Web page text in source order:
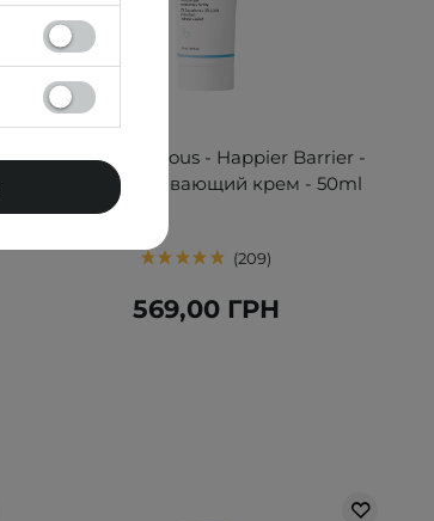
БЕСТСЕЛЛЕР
Geek & Gorgeous - Happier Barrier -
Восстанавливающий крем - 50ml
209
569,00 ГРН